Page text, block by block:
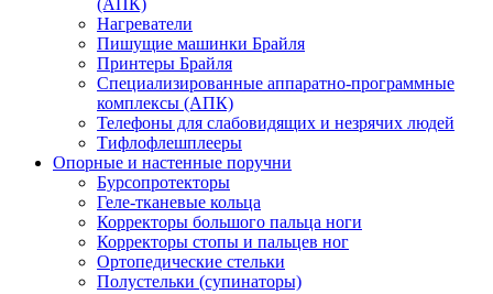
(АПК)
Нагреватели
Пишущие машинки Брайля
Принтеры Брайля
Специализированные аппаратно-программные
комплексы (АПК)
Телефоны для слабовидящих и незрячих людей
Тифлофлешплееры
Опорные и настенные поручни
Бурсопротекторы
Геле-тканевые кольца
Корректоры большого пальца ноги
Корректоры стопы и пальцев ног
Ортопедические стельки
Полустельки (супинаторы)